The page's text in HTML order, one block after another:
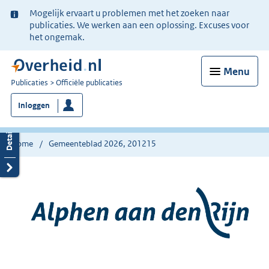
Ter
informatie:
Mogelijk ervaart u problemen met het zoeken naar
publicaties. We werken aan een oplossing. Excuses voor
het ongemak.
Menu
U
bent
nu
hier:
Publicaties Officiële publicaties
Inloggen
Home Gemeenteblad 2026, 201215